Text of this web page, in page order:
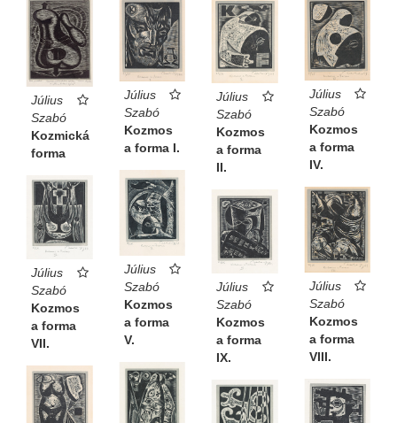
Július
Szabó
Kozmická
forma
Július
Szabó
Kozmos
a forma I.
Július
Szabó
Kozmos
a forma
II.
Július
Szabó
Kozmos
a forma
IV.
Július
Szabó
Kozmos
a forma
V.
Július
Szabó
Kozmos
a forma
VII.
Július
Szabó
Kozmos
a forma
VIII.
Július
Szabó
Kozmos
a forma
IX.